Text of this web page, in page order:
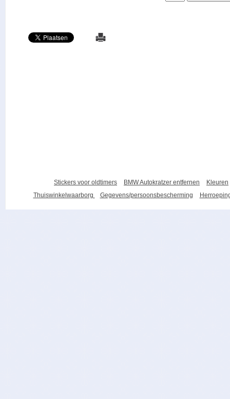
Stickers voor oldtimers BMW Autokratzer entfernen
Kleuren
Thuiswinkelwaarborg
Gegevens/persoonsbescherming